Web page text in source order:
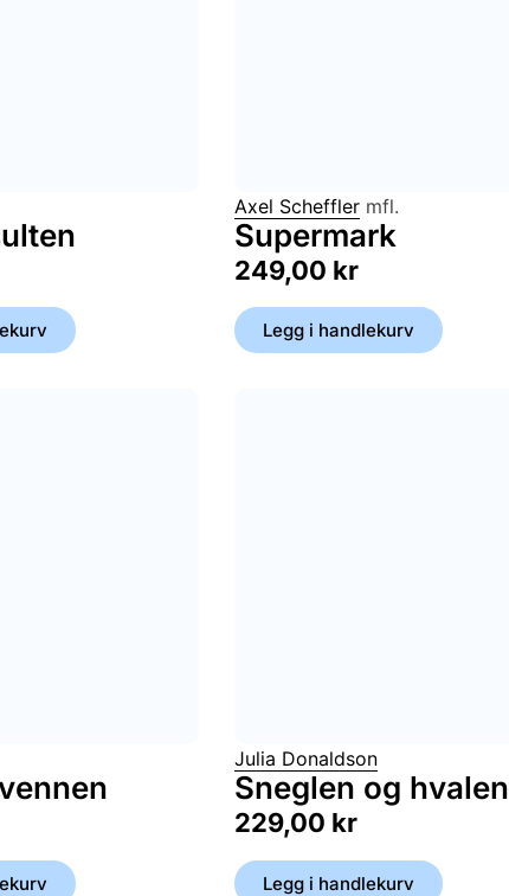
Axel Scheffler mfl.
Supermark
249,00 kr
Legg i handlekurv
Julia Donaldson
Sneglen og hvalen
229,00 kr
Legg i handlekurv